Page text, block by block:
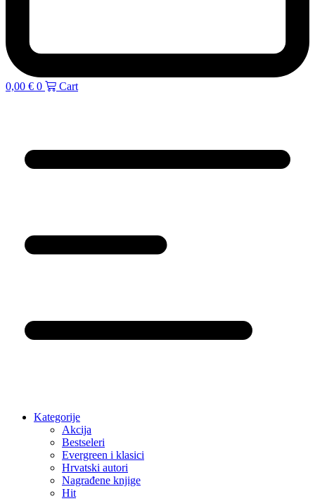
0,00 € 0 Cart
Kategorije
Akcija
Bestseleri
Evergreen i klasici
Hrvatski autori
Nagrađene knjige
Hit